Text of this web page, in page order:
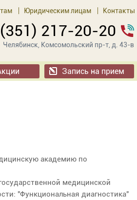
Юридическим лицам Контакты
217-20-20
Челябинск, Комсомольский пр-т, д. 43-в
Запись на прием
академию по
медицинской
"Функциональная диагностика"